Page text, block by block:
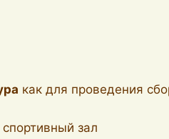
как для проведения
зал